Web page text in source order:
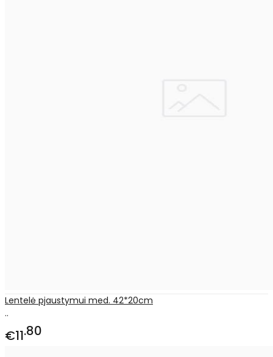
Lentelė pjaustymui med. 42*20cm
..
€11 80